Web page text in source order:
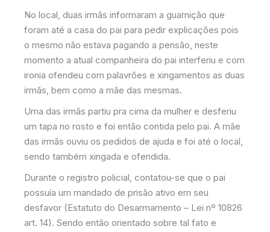
No local, duas irmãs informaram a guarnição que
foram até a casa do pai para pedir explicações pois
o mesmo não estava pagando a pensão, neste
momento a atual companheira do pai interferiu e com
ironia ofendeu com palavrões e xingamentos as duas
irmãs, bem como a mãe das mesmas.
Uma das irmãs partiu pra cima da mulher e desferiu
um tapa no rosto e foi então contida pelo pai. A mãe
das irmãs ouviu os pedidos de ajuda e foi até o local,
sendo também xingada e ofendida.
Durante o registro policial, contatou-se que o pai
possuía um mandado de prisão ativo em seu
desfavor (Estatuto do Desarmamento – Lei nº 10826
art. 14). Sendo então orientado sobre tal fato e